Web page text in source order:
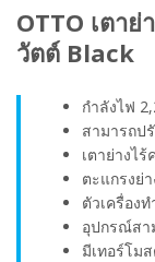
OTTO เตาย่
วัตต์ Black
กำลังไฟ
สามารถป
เตาย่างไร้
ตะแกรงย่
ตัวเครื่อง
อุปกรณ์สา
มีเทอร์โม